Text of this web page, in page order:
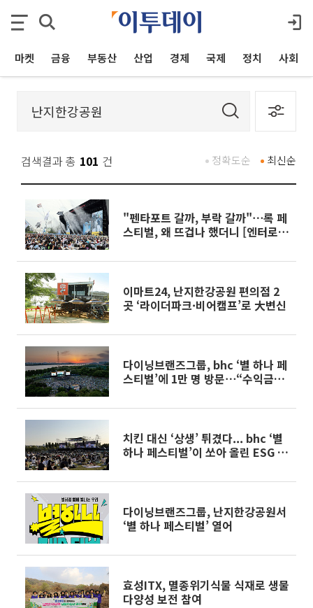
마켓 금융 부동산 산업 경제 국제 정치 사회
검색결과 총 101 건 최신순
정확도순
"펜타포트 갈까, 부락 갈까"⋯록 페
스티벌, 왜 뜨겁나 했더니 [엔터로
이마트24, 난지한강공원 편의점 2
곳 ‘라이더파크·비어캠프’로 大변신
다이닝브랜즈그룹, bhc ‘별 하나 페
스티벌’에 1만 명 방문⋯“수익금에
치킨 대신 ‘상생’ 튀겼다... bhc ‘별
하나 페스티벌’이 쏘아 올린 ESG 신
다이닝브랜즈그룹, 난지한강공원서
‘별 하나 페스티벌’ 열어
효성ITX, 멸종위기식물 식재로 생물
다양성 보전 참여